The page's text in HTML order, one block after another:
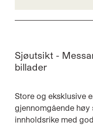
Sjøutsikt -
Store og eksklusive
gjennomgående høy
innholdsrike med